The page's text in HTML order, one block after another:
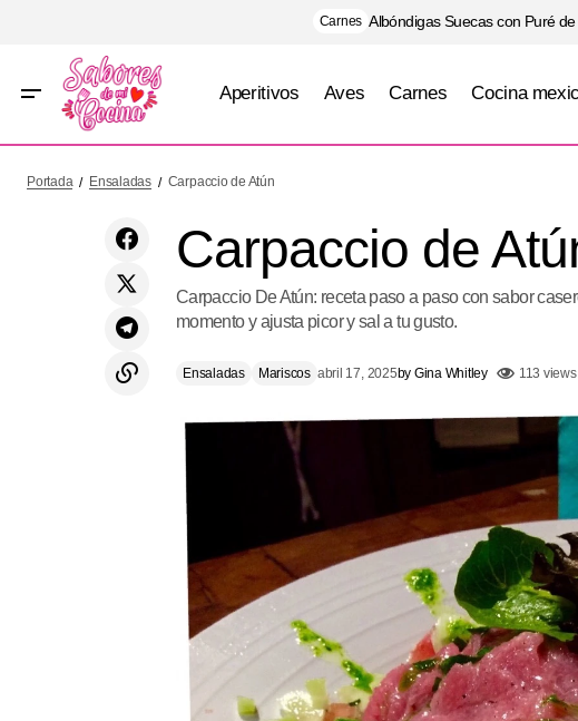
Carnes Albóndigas Suecas con Puré
Aperitivos Aves Carnes Cocina
Risotto de camarones y espárragos
Portada Ensaladas Carpaccio de Atún
Carpaccio de
Carpaccio De Atún: receta paso a paso con sabor
momento y ajusta picor y sal a tu gusto.
Ensaladas Mariscos abril 17, 2025by Gina Whitley 113 views